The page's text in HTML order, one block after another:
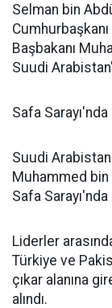
Selman bin
Başbakanı
Suudi
Safa
Suudi
Muhammed
Safa
Liderler
Türkiye ve
çıkar alanına
alındı.